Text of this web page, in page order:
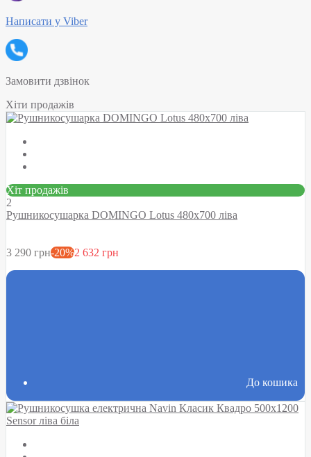
Написати у Viber
Замовити дзвінок
Хіти продажів
Хіт продажів
2
Рушникосушарка DOMINGO Lotus 480х700 ліва
3 290 грн-20%2 632 грн
До кошика